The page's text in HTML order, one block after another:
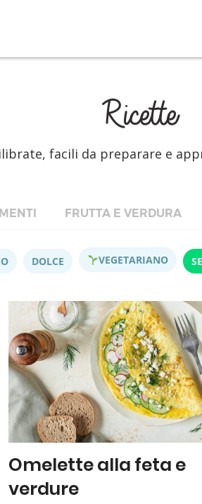
Ricette
facili da preparare e
FRUTTA E VERDURA
DOLCE VEGETARIANO
Omelette alla feta e
verdure